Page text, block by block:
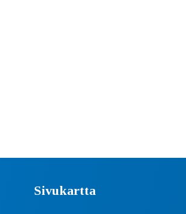
Sivukartta